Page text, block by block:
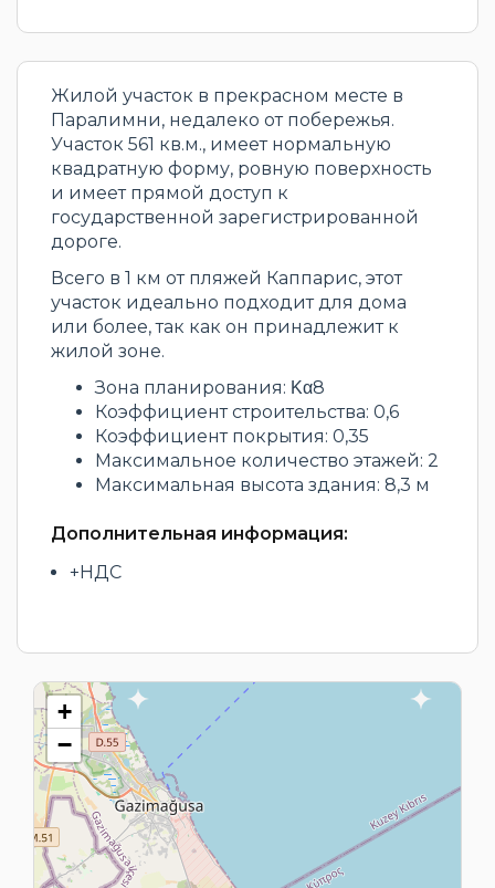
Жилой участок в прекрасном месте в
Паралимни, недалеко от побережья.
Участок 561 кв.м., имеет нормальную
квадратную форму, ровную поверхность
и имеет прямой доступ к
государственной зарегистрированной
дороге.
Всего в 1 км от пляжей Каппарис, этот
участок идеально подходит для дома
или более, так как он принадлежит к
жилой зоне.
Зона планирования: Κα8
Коэффициент строительства: 0,6
Коэффициент покрытия: 0,35
Максимальное количество этажей: 2
Максимальная высота здания: 8,3 м
Дополнительная информация:
+НДС
+
−